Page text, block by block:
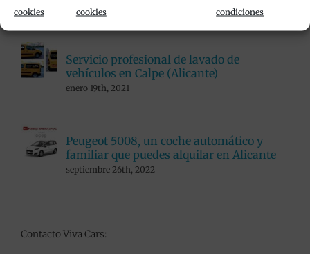
cookies
cookies
condiciones
noviembre 24th, 2020
Servicio profesional de lavado de
vehículos en Calpe (Alicante)
enero 19th, 2021
Peugeot 5008, un coche automático y
familiar que puedes alquilar en Alicante
septiembre 26th, 2022
Contacto Viva Cars: